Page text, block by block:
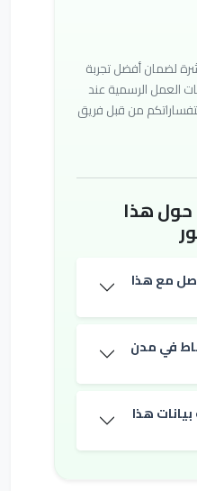
لضمان أفضل تجربة
العمل الرسمية عند
من قبل فريق
حول هذا
مع هذا
في مدن
هذا